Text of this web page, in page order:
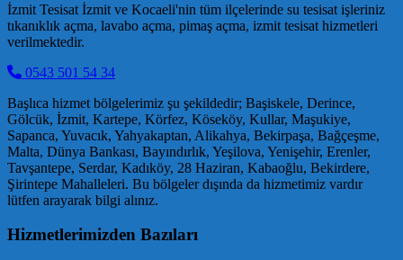
İzmit Tesisat İzmit ve Kocaeli'nin tüm ilçelerinde su tesisat işleriniz
tıkanıklık açma, lavabo açma, pimaş açma, izmit tesisat hizmetleri
verilmektedir.
0543 501 54 34
Başlıca hizmet bölgelerimiz şu şekildedir; Başiskele, Derince,
Gölcük, İzmit, Kartepe, Körfez, Köseköy, Kullar, Maşukiye,
Sapanca, Yuvacık, Yahyakaptan, Alikahya, Bekirpaşa, Bağçeşme,
Malta, Dünya Bankası, Bayındırlık, Yeşilova, Yenişehir, Erenler,
Tavşantepe, Serdar, Kadıköy, 28 Haziran, Kabaoğlu, Bekirdere,
Şirintepe Mahalleleri. Bu bölgeler dışında da hizmetimiz vardır
lütfen arayarak bilgi alınız.
Hizmetlerimizden Bazıları